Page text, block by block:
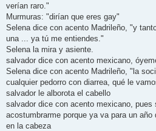
verían raro."
Murmuras: "dirían que eres gay"
Selena dice con acento Madrileño, "y
una ... ya tú me entiendes."
Selena la mira y asiente.
salvador dice con acento mexicano,
Selena dice con acento Madrileño, "la
cualquier pedorro con diarrea, qué le
salvador le alborota el cabello
salvador dice con acento mexicano,
acostumbrarme porque ya va para un
en la cabeza